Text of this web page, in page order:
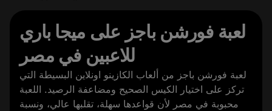
لعبة فورشن باجز على ميجا باري
للاعبين في مصر
لعبة فورشن باجز من ألعاب الكازينو اونلاين البسيطة التي
تركز على اختيار الكيس الصحيح ومضاعفة الرصيد. اللعبة
محبوبة في مصر لأن قواعدها سهلة، تقلبها عالي، ونسبة